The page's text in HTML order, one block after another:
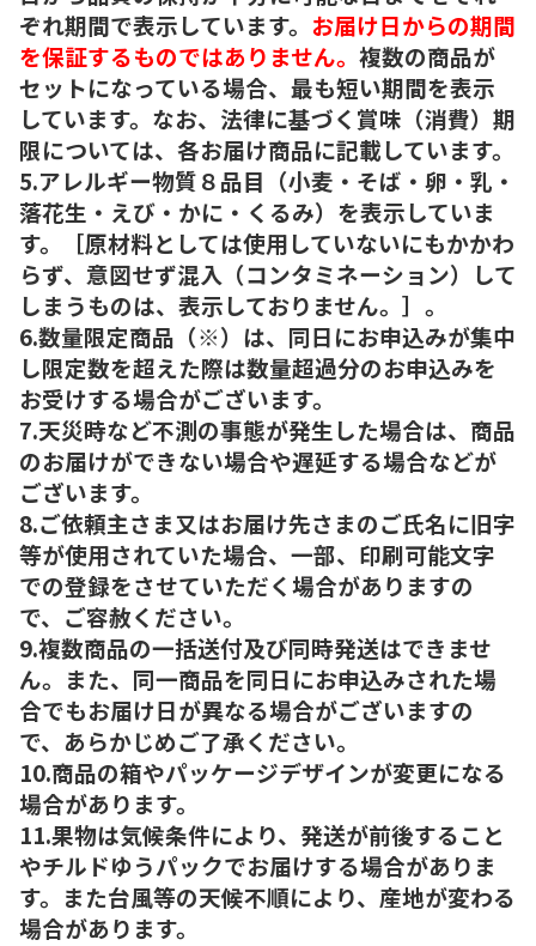
ぞれ期間で表示しています。 お届け日からの期間
を保証するものではありません。 複数の商品が
セットになっている場合、最も短い期間を表示
しています。なお、法律に基づく賞味（消費）期
限については、各お届け商品に記載しています。
5.アレルギー物質８品目（小麦・そば・卵・乳・
落花生・えび・かに・くるみ）を表示していま
す。［原材料としては使用していないにもかかわ
らず、意図せず混入（コンタミネーション）して
しまうものは、表示しておりません。］。
6.数量限定商品（※）は、同日にお申込みが集中
し限定数を超えた際は数量超過分のお申込みを
お受けする場合がございます。
7.天災時など不測の事態が発生した場合は、商品
のお届けができない場合や遅延する場合などが
ございます。
8.ご依頼主さま又はお届け先さまのご氏名に旧字
等が使用されていた場合、一部、印刷可能文字
での登録をさせていただく場合がありますの
で、ご容赦ください。
9.複数商品の一括送付及び同時発送はできませ
ん。また、同一商品を同日にお申込みされた場
合でもお届け日が異なる場合がございますの
で、あらかじめご了承ください。
10.商品の箱やパッケージデザインが変更になる
場合があります。
11.果物は気候条件により、発送が前後すること
やチルドゆうパックでお届けする場合がありま
す。また台風等の天候不順により、産地が変わる
場合があります。